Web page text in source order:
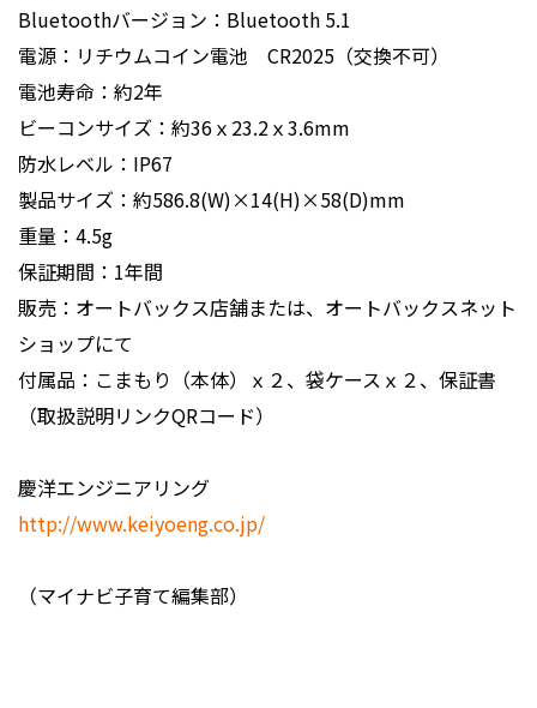
Bluetoothバージョン：Bluetooth 5.1
電源：リチウムコイン電池 CR2025（交換不可）
電池寿命：約2年
ビーコンサイズ：約36ｘ23.2ｘ3.6mm
防水レベル：IP67
製品サイズ：約586.8(W)×14(H)×58(D)mm
重量：4.5g
保証期間：1年間
販売：オートバックス店舗または、オートバックスネット
ショップにて
付属品：こまもり（本体）ｘ２、袋ケースｘ２、保証書
（取扱説明リンクQRコード）
慶洋エンジニアリング
http://www.keiyoeng.co.jp/
（マイナビ子育て編集部）